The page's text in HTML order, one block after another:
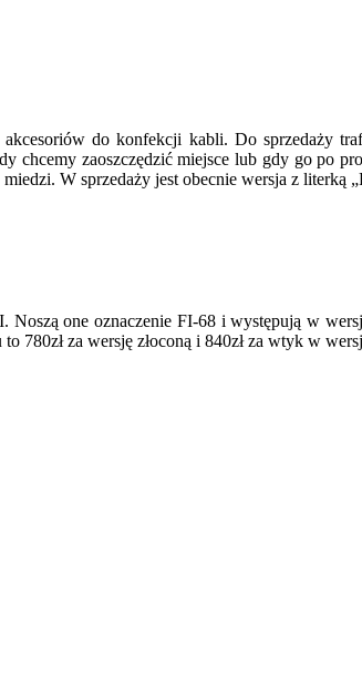
do konfekcji kabli. Do sprzedaży
chcemy zaoszczędzić miejsce lub gdy go po
W sprzedaży jest obecnie wersja z literką
one oznaczenie FI-68 i występują w
780zł za wersję złoconą i 840zł za wtyk w